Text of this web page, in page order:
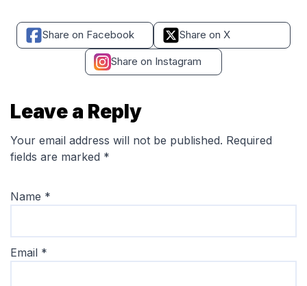
Share on Facebook Share on X
Share on Instagram
Leave a Reply
Your email address will not be published. Required
fields are marked *
Name *
Email *